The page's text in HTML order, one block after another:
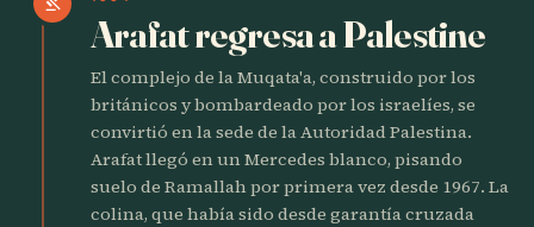
Arafat regresa a Palestine
El complejo de la Muqata'a, construido por los
británicos y bombardeado por los israelíes, se
convirtió en la sede de la Autoridad Palestina.
Arafat llegó en un Mercedes blanco, pisando
suelo de Ramallah por primera vez desde 1967. La
colina, que había sido desde garantía cruzada